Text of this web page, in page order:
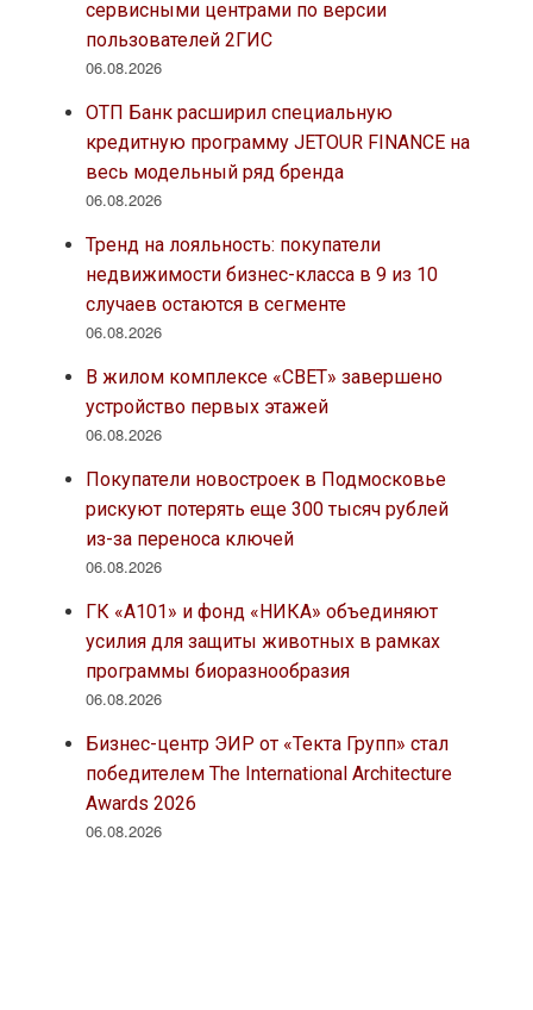
сервисными центрами по версии
пользователей 2ГИС
06.08.2026
ОТП Банк расширил специальную
кредитную программу JETOUR FINANCE на
весь модельный ряд бренда
06.08.2026
Тренд на лояльность: покупатели
недвижимости бизнес-класса в 9 из 10
случаев остаются в сегменте
06.08.2026
В жилом комплексе «СВЕТ» завершено
устройство первых этажей
06.08.2026
Покупатели новостроек в Подмосковье
рискуют потерять еще 300 тысяч рублей
из-за переноса ключей
06.08.2026
ГК «А101» и фонд «НИКА» объединяют
усилия для защиты животных в рамках
программы биоразнообразия
06.08.2026
Бизнес-центр ЭИР от «Текта Групп» стал
победителем The International Architecture
Awards 2026
06.08.2026